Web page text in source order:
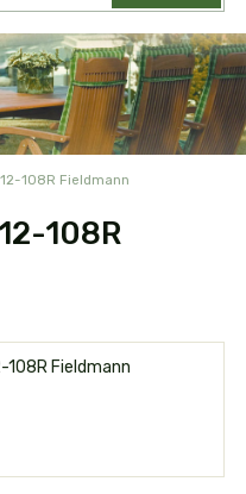
108R Fieldmann
108R